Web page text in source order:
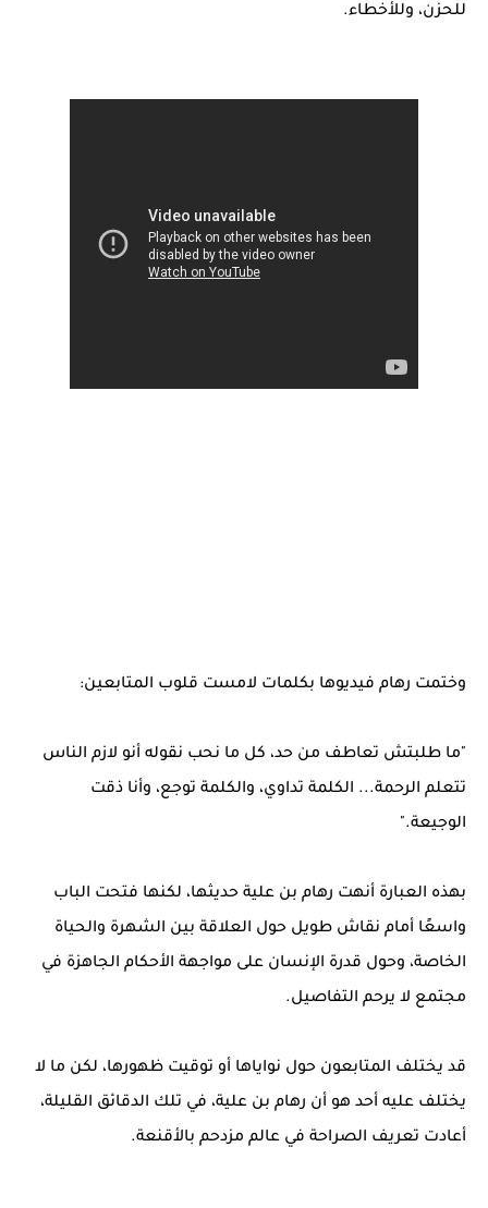
للحزن، وللأخطاء.
وختمت رهام فيديوها بكلمات لامست قلوب المتابعين:
"ما طلبتش تعاطف من حد، كل ما نحب نقوله أنو لازم الناس
تتعلم الرحمة... الكلمة تداوي، والكلمة توجع، وأنا ذقت
الوجيعة."
بهذه العبارة أنهت رهام بن علية حديثها، لكنها فتحت الباب
واسعًا أمام نقاش طويل حول العلاقة بين الشهرة والحياة
الخاصة، وحول قدرة الإنسان على مواجهة الأحكام الجاهزة في
مجتمع لا يرحم التفاصيل.
قد يختلف المتابعون حول نواياها أو توقيت ظهورها، لكن ما لا
يختلف عليه أحد هو أن رهام بن علية، في تلك الدقائق القليلة،
أعادت تعريف الصراحة في عالم مزدحم بالأقنعة.